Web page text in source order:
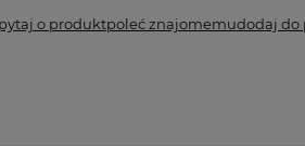
o produktpoleć znajomemudodaj do